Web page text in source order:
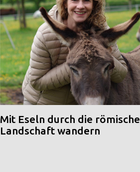
Mit Eseln durch die römische
Landschaft wandern